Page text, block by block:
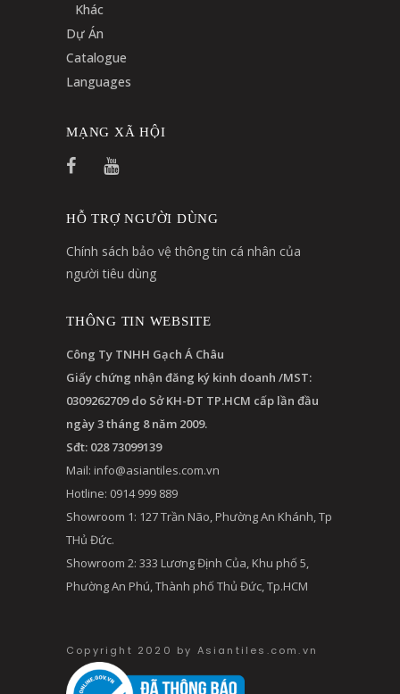
Khác
Dự Án
Catalogue
Languages
MẠNG XÃ HỘI
HỖ TRỢ NGƯỜI DÙNG
Chính sách bảo vệ thông tin cá nhân của
người tiêu dùng
THÔNG TIN WEBSITE
Công Ty TNHH Gạch Á Châu
Giấy chứng nhận đăng ký kinh doanh /MST:
0309262709 do Sở KH-ĐT TP.HCM cấp lần đầu
ngày 3 tháng 8 năm 2009.
Sđt: 028 73099139
Mail: info@asiantiles.com.vn
Hotline: 0914 999 889
Showroom 1: 127 Trần Não, Phường An Khánh, Tp
THủ Đức.
Showroom 2: 333 Lương Định Của, Khu phố 5,
Phường An Phú, Thành phố Thủ Đức, Tp.HCM
Copyright 2020 by Asiantiles.com.vn